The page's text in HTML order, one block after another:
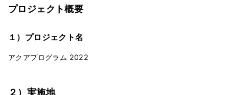
プロジェクト概要
１）プロジェクト名
アクアプログラム 2022
２）実施地